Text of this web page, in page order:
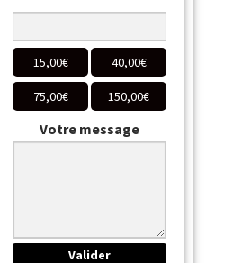
15,00€ 40,00€
75,00€ 150,00€
Votre message